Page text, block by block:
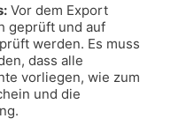
Vor dem Export
geprüft und auf
werden. Es muss
dass alle
vorliegen, wie zum
und die